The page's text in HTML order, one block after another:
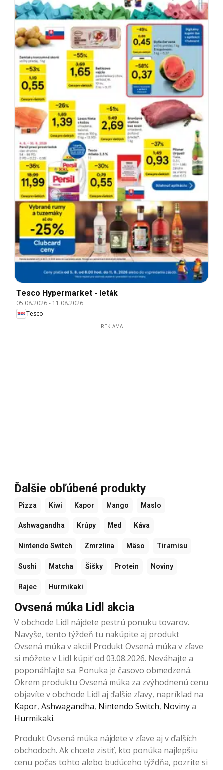
Tesco Hypermarket - leták
05.08.2026- 11.08.2026
Tesco
REKLAMA
Ďalšie obľúbené produkty
Pizza Kiwi Kapor Mango Maslo
Ashwagandha Krúpy Med Káva
Nintendo Switch Zmrzlina Mäso Tiramisu
Sushi Matcha Šišky Protein Noviny
Rajec Hurmikaki
Ovsená múka Lidl akcia
V obchode Lidl nájdete pestrú ponuku tovarov.
Navyše, tento týždeň tu nakúpite aj produkt
Ovsená múka v akcii! Produkt Ovsená múka v zľave
si môžete v Lidl kúpiť od 03.08.2026. Neváhajte a
poponáhľajte sa. Ponuka je časovo obmedzená.
Okrem produktu Ovsená múka za zvýhodnenú cenu
objavíte v obchode Lidl aj ďalšie zľavy, napríklad na
Kapor, Ashwagandha, Nintendo Switch, Novinya
Hurmikaki.
Produkt Ovsená múka nájdete v zľave aj v ďalších
obchodoch. Ak chcete zistiť, kto ponúka najlepšiu
cenu počas tohto alebo budúceho týždňa, pozrite si